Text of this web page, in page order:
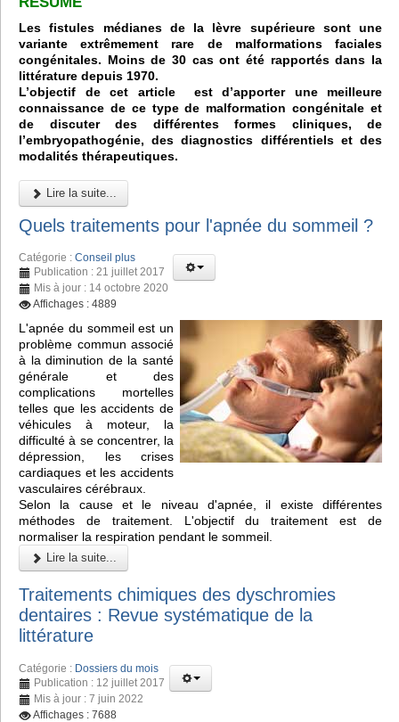
Les fistules médianes de la lèvre supérieure sont une
variante extrêmement rare de malformations faciales
congénitales. Moins de 30 cas ont été rapportés dans la
littérature depuis 1970.
L’objectif de cet article est d’apporter une meilleure
connaissance de ce type de malformation congénitale et
de discuter des différentes formes cliniques, de
l’embryopathogénie, des diagnostics différentiels et des
modalités thérapeutiques.
Lire la suite...
Quels traitements pour l'apnée du sommeil ?
Catégorie : Conseil plus
Publication : 21 juillet 2017
Mis à jour : 14 octobre 2020
Affichages : 4889
L'apnée du sommeil est un
problème commun associé
à la diminution de la santé
générale et des
complications mortelles
telles que les accidents de
véhicules à moteur, la
difficulté à se concentrer, la
dépression, les crises
cardiaques et les accidents
vasculaires cérébraux.
Selon la cause et le niveau d'apnée, il existe différentes
méthodes de traitement. L'objectif du traitement est de
normaliser la respiration pendant le sommeil.
Lire la suite...
Traitements chimiques des dyschromies
dentaires : Revue systématique de la
littérature
Catégorie : Dossiers du mois
Publication : 12 juillet 2017
Mis à jour : 7 juin 2022
Affichages : 7688